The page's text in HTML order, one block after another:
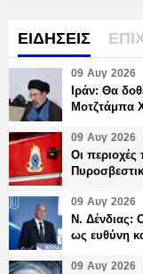
ΕΙΔΗΣΕΙΣ
09 Αυγ 2026
Ιράν: Θα
Μοτζτάμπα
09 Αυγ 2026
Οι
09 Αυγ 2026
Ν. Δένδιας:
ως ευθύνη
09 Αυγ 2026